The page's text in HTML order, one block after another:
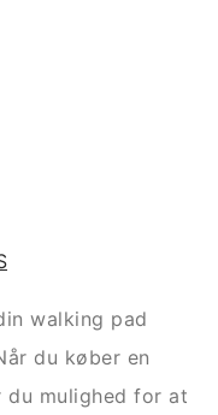
walking pad
du køber en
du mulighed for at